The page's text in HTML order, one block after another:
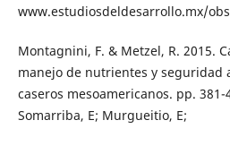
www.estudiosdeldesarrollo.mx/
Montagnini, F. & Metzel, R. 2015.
manejo de nutrientes y seguridad
caseros mesoamericanos. pp.
Somarriba, E; Murgueitio, E;